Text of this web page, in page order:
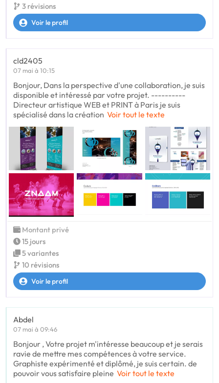
3 révisions
Voir le profil
cld2405
07 mai à 10:15
Bonjour, Dans la perspective d'une collaboration, je suis
disponible et intéressé par votre projet. ----------
Directeur artistique WEB et PRINT à Paris je suis
spécialisé dans la création Voir tout le texte
Montant privé
15 jours
5 variantes
10 révisions
Voir le profil
Abdel
07 mai à 09:46
Bonjour , Votre projet m'intéresse beaucoup et je serais
ravie de mettre mes compétences à votre service.
Graphiste expérimenté et diplômé, je suis certain. de
pouvoir vous satisfaire pleine Voir tout le texte